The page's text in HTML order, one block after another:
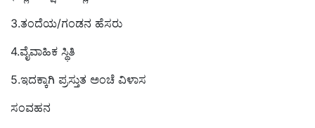
3.ತಂದೆಯ/ಗಂಡನ ಹೆಸರು
4.ವೈವಾಹಿಕ ಸ್ಥಿತಿ
5.ಇದಕ್ಕಾಗಿ ಪ್ರಸ್ತುತ ಅಂಚೆ ವಿಳಾಸ
ಸಂವಹನ